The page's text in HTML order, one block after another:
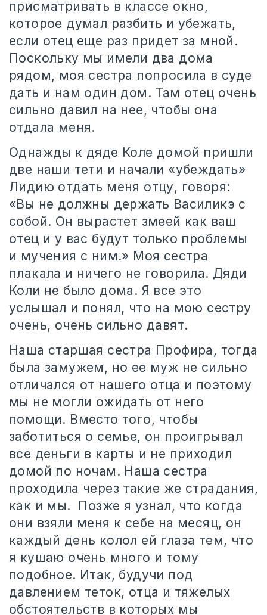
присматривать в классе окно,
которое думал разбить и убежать,
если отец еще раз придет за мной.
Поскольку мы имели два дома
рядом, моя сестра попросила в суде
дать и нам один дом. Там отец очень
сильно давил на нее, чтобы она
отдала меня.
Однажды к дяде Коле домой пришли
две наши тети и начали «убеждать»
Лидию отдать меня отцу, говоря:
«Вы не должны держать Василикэ с
собой. Он вырастет змеей как ваш
отец и у вас будут только проблемы
и мучения с ним.» Моя сестра
плакала и ничего не говорила. Дяди
Коли не было дома. Я все это
услышал и понял, что на мою сестру
очень, очень сильно давят.
Наша старшая сестра Профира, тогда
была замужем, но ее муж не сильно
отличался от нашего отца и поэтому
мы не могли ожидать от него
помощи. Вместо того, чтобы
заботиться о семье, он проигрывал
все деньги в карты и не приходил
домой по ночам. Наша сестра
проходила через такие же страдания,
как и мы.
Позже я узнал, что когда
они взяли меня к себе на месяц, он
каждый день колол ей глаза тем, что
я кушаю очень много и тому
подобное. Итак, будучи под
давлением теток, отца и тяжелых
обстоятельств в которых мы